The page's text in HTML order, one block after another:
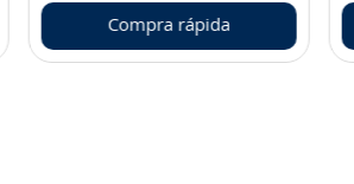
Compra rápida